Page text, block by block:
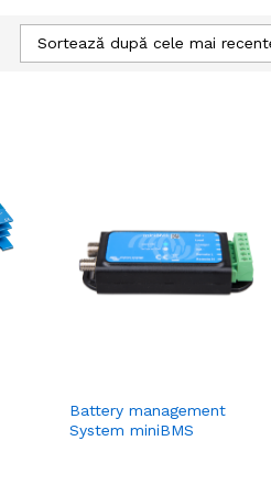
Sortează după cele mai
Battery management
System miniBMS